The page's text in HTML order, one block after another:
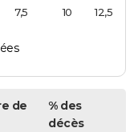
10
7,5 12,5
de
% des
décès